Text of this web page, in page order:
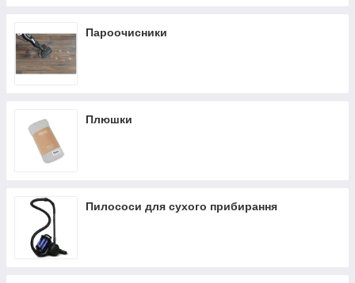
Пароочисники
Плюшки
Пилососи для сухого прибирання